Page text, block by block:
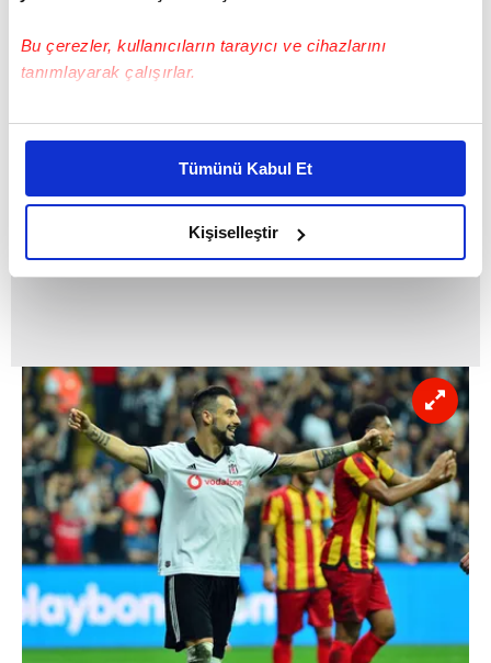
Bu çerezler, kullanıcıların tarayıcı ve cihazlarını
tanımlayarak çalışırlar.
Bu çerezlere izin vermeniz halinde sizlere özel
daha iyi reklam deneyimi yaşatabiliriz. Bunu yaparken
amacımızın size daha iyi bir reklam deneyimi sunmak
olduğunu ve sizlere en iyi içerikleri sunabilmek adına
elimizden gelen çabayı gösterdiğimizi ve bu noktada,
reklamların maliyetlerimizi karşılamak noktasında tek gelir
takdirde, kullanıcılara hedefli reklamlar
gösterilmeyecektir."
Sizlere daha iyi bir hizmet sunabilmek için İnternet
Sitemizde kendimize ve üçüncü kişilere ait çerezler
kullanılmaktadır. Bu çerezler vasıtasıyla çeşitli kişisel
verileriniz işlenmekte olup gerekli olan çerezler bilgi
toplumu hizmetlerinin sunulması amacıyla
kullanılmaktadır. Diğer çerezler, sitemizin daha işlevsel
kılınması ve kişiselleştirilmesi ve sizlere yönelik
reklam/pazarlama faaliyetlerinin yapılması, amaçlarıyla
Tümünü Kabul Et
Kişiselleştir